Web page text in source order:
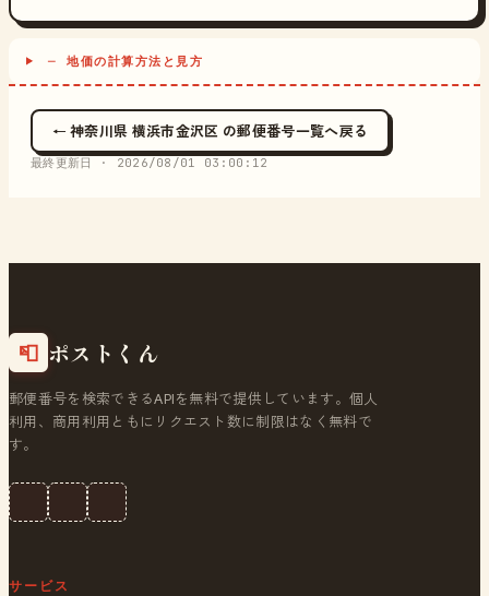
─ 地価の計算方法と見方
← 神奈川県 横浜市金沢区 の郵便番号一覧へ戻る
最終更新日 · 2026/08/01 03:00:12
📮 ポストくん
郵便番号を検索できるAPIを無料で提供しています。個人
利用、商用利用ともにリクエスト数に制限はなく無料で
す。
サービス